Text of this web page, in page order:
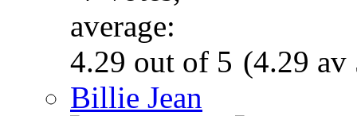
(4.29 av
Billie Jean